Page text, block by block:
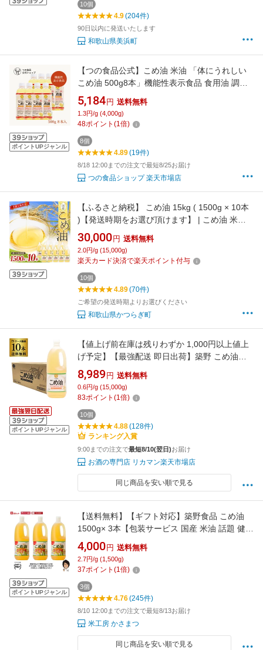
10個
4.9(204件)
90日以内に発送いたします
和歌山県美浜町
ポイントUPジャンル
【つの食品公式】こめ油 米油 「体にうれしい
こめ油 500g8本」機能性表示食品 食用油 調味
料 オリザノール ビタミンE 健康管理 築野食品
工業 TSUNO
5,184 円 送料無料
1.3円/g (4,000g)
48ポイント (1倍)
8個
4.89(19件)
8/18 12:00までの注文で最短8/25お届け
つの食品ショップ 楽天市場店
【ふるさと納税】 こめ油 15kg ( 1500g × 10本
)【発送時期をお選び頂けます】 | こめ油 米油
こめあぶら 米サラダ油 国産原料 お供え 贈答 セ
ット 詰合せ 料理 食用油 発送時期が選べる
30,000 円 送料無料
2.0円/g (15,000g)
楽天カード決済で楽天ポイント付与
10個
4.89(70件)
ご希望の発送時期よりお選びください
和歌山県かつらぎ町
ポイントUPジャンル
【値上げ前在庫は残りわずか 1,000円以上値上
げ予定】【最強配送 即日出荷】築野 こめ油
1500g 10本 国産 築野 TSUNO ツノ つの こめ
あぶら 米油 油 1500g 1.5kg KOB
8,989 円 送料無料
0.6円/g (15,000g)
83ポイント (1倍)
10個
4.88(128件)
ランキング入賞
9:00までの注文で最短8/10(翌日)お届け
お酒の専門店 リカマン楽天市場店
同じ商品を安い順で見る
ポイントUPジャンル
【送料無料】【ギフト対応】築野食品 こめ油
1500g× 3本【包装サービス 国産 米油 話題 健康
ビタミンE 国産米ぬか100% 】
4,000 円 送料無料
2.7円/g (1,500g)
37ポイント (1倍)
3個
4.76(245件)
8/10 12:00までの注文で最短8/13お届け
米工房 かさまつ
同じ商品を安い順で見る